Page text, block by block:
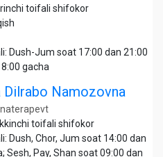
toifali shifokor
Dush-Jum soat 17:00 dan 21:00
gacha
Dilrabo Namozovna
toifali shifokor
Dush, Chor, Jum soat 14:00 dan
Sesh, Pay, Shan soat 09:00 dan